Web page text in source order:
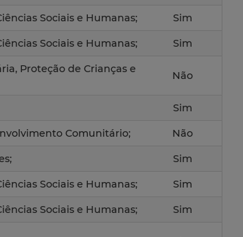
Sociais e Humanas; Sim
Sociais e Humanas; Sim
Proteção de Crianças e
Não
Sim
Comunitário; Não
Sim
Sociais e Humanas; Sim
Sociais e Humanas; Sim